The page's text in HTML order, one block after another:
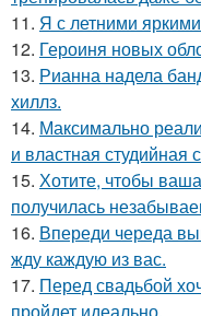
11. Я с летними
12. Героиня новых
13. Рианна надела
хиллз.
14. Максимально
и властная студийная
15. Хотите, чтобы
получилась
16. Впереди череда
жду каждую из вас.
17. Перед свадьбой